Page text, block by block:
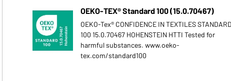
OEKO-TEX® Standard 100 (15.0.70467)
OEKO-Tex® CONFIDENCE IN TEXTILES STANDARD
100 15.0.70467 HOHENSTEIN HTTI Tested for
harmful substances. www.oeko-
tex.com/standard100